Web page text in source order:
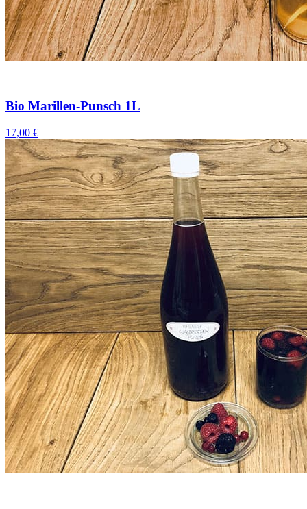
Bio Marillen-Punsch 1L
17,00 €